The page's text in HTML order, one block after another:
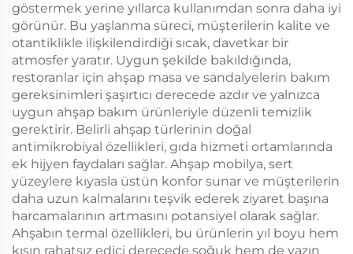
göstermek yerine yıllarca kullanımdan sonra daha iyi
görünür. Bu yaşlanma süreci, müşterilerin kalite ve
otantiklikle ilişkilendirdiği sıcak, davetkar bir
atmosfer yaratır. Uygun şekilde bakıldığında,
restoranlar için ahşap masa ve sandalyelerin bakım
gereksinimleri şaşırtıcı derecede azdır ve yalnızca
uygun ahşap bakım ürünleriyle düzenli temizlik
gerektirir. Belirli ahşap türlerinin doğal
antimikrobiyal özellikleri, gıda hizmeti ortamlarında
ek hijyen faydaları sağlar. Ahşap mobilya, sert
yüzeylere kıyasla üstün konfor sunar ve müşterilerin
daha uzun kalmalarını teşvik ederek ziyaret başına
harcamalarının artmasını potansiyel olarak sağlar.
Ahşabın termal özellikleri, bu ürünlerin yıl boyu hem
kışın rahatsız edici derecede soğuk hem de yazın